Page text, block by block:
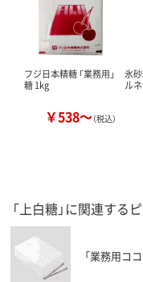
フジ日本精糖 「業務用」
糖 1kg
￥538～（税込）
氷
ル
「上白糖」に関連する
「業務用コ